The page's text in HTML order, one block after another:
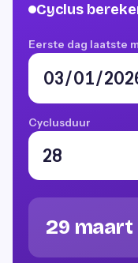
Cyclus
Eerste dag laatste
Cyclusduur
29 maart